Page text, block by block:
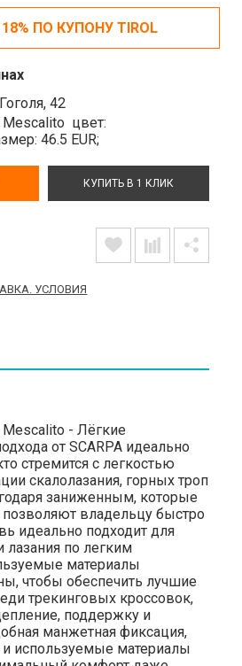
ПО КУПОНУ TIROL
42
Mescalito цвет:
46.5 EUR;
КУПИТЬ В 1 КЛИК
УСЛОВИЯ
Mescalito - Лёгкие
от SCARPA идеально
стремится с легкостью
скалолазания, горных троп
заниженным, которые
владельцу быстро
идеально подходит для
лазания по легким
материалы
чтобы обеспечить лучшие
трекинговых кроссовок,
поддержку и
манжетная фиксация,
и используемые материалы